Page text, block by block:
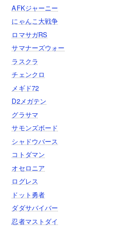
AFKジャーニー
にゃんこ大戦争
ロマサガRS
サマナーズウォー
ラスクラ
チェンクロ
メギド72
D2メガテン
グラサマ
サモンズボード
シャドウバース
コトダマン
オセロニア
ログレス
ドット勇者
ダダサバイバー
忍者マストダイ